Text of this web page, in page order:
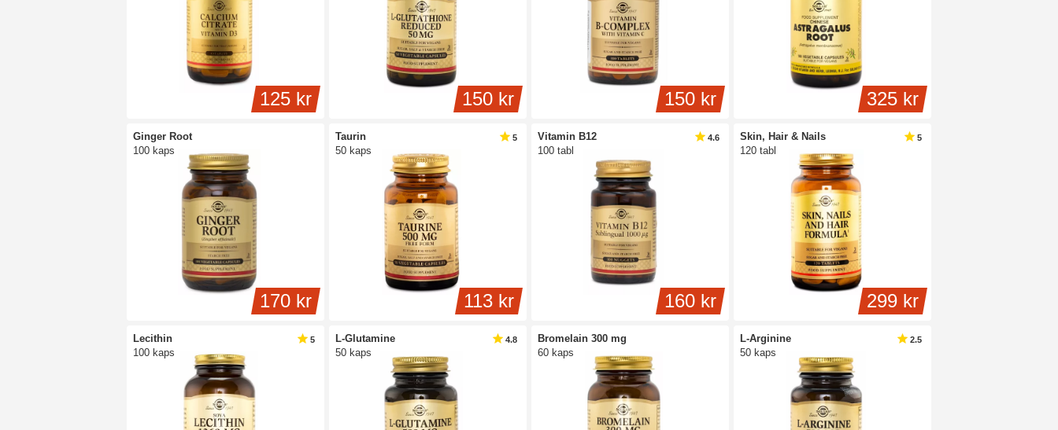
125 kr 150 kr 150 kr 325 kr
Ginger Root
100 kaps
170 kr
Taurin
50 kaps
113 kr
5
Vitamin B12
100 tabl
160 kr
4.6
Skin, Hair & Nails
120 tabl
299 kr
5
Lecithin
100 kaps
5
L-Glutamine
50 kaps
4.8
Bromelain 300 mg
60 kaps
L-Arginine
50 kaps
2.5